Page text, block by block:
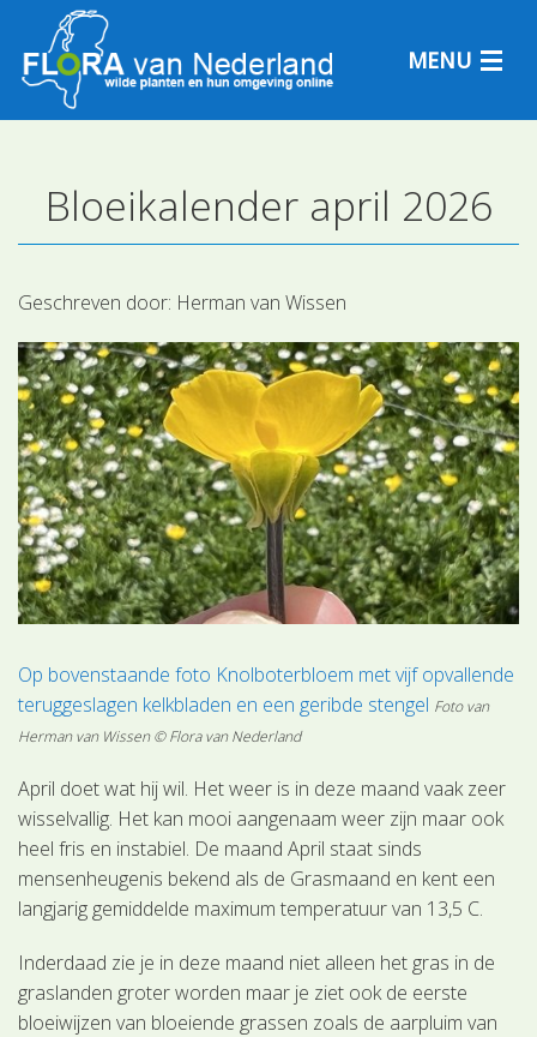
MENU
Plantensoorten
Plantengemeenschappen
Determineren
Bloeikalender april 2026
Geschreven door: Herman van Wissen
Op bovenstaande foto Knolboterbloem met vijf opvallende
teruggeslagen kelkbladen en een geribde stengel Foto van
Herman van Wissen © Flora van Nederland
April doet wat hij wil. Het weer is in deze maand vaak zeer
wisselvallig. Het kan mooi aangenaam weer zijn maar ook
heel fris en instabiel. De maand April staat sinds
mensenheugenis bekend als de Grasmaand en kent een
langjarig gemiddelde maximum temperatuur van 13,5 C.
Inderdaad zie je in deze maand niet alleen het gras in de
graslanden groter worden maar je ziet ook de eerste
bloeiwijzen van bloeiende grassen zoals de aarpluim van